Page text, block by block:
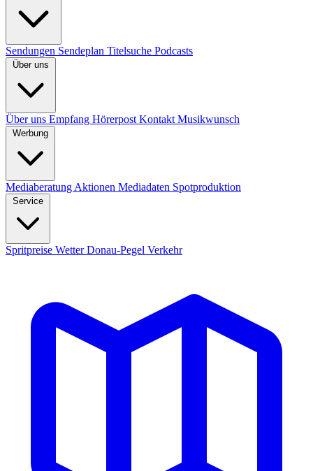
Sendungen Sendeplan Titelsuche Podcasts
Über uns
Über uns Empfang Hörerpost Kontakt Musikwunsch
Werbung
Mediaberatung Aktionen Mediadaten Spotproduktion
Service
Spritpreise WetterDonau-Pegel Verkehr